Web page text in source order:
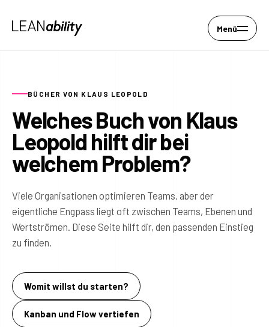
Menü
BÜCHER VON KLAUS LEOPOLD
Welches Buch von Klaus
Leopold hilft dir bei
welchem Problem?
Viele Organisationen optimieren Teams, aber der
eigentliche Engpass liegt oft zwischen Teams, Ebenen und
Wertströmen. Diese Seite hilft dir, den passenden Einstieg
zu finden.
Womit willst du starten?
Kanban und Flow vertiefen